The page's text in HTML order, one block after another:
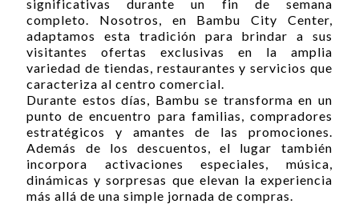
significativas durante un fin de semana
completo. Nosotros, en Bambu City Center,
adaptamos esta tradición para brindar a sus
visitantes ofertas exclusivas en la amplia
variedad de tiendas, restaurantes y servicios que
caracteriza al centro comercial.
Durante estos días, Bambu se transforma en un
punto de encuentro para familias, compradores
estratégicos y amantes de las promociones.
Además de los descuentos, el lugar también
incorpora activaciones especiales, música,
dinámicas y sorpresas que elevan la experiencia
más allá de una simple jornada de compras.